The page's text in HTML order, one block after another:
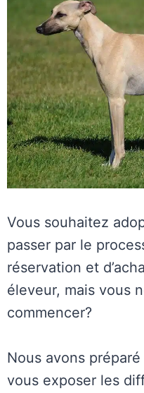
Vous souhaitez
passer par le
réservation et
éleveur, mais vous
commencer?
Nous avons
vous exposer les